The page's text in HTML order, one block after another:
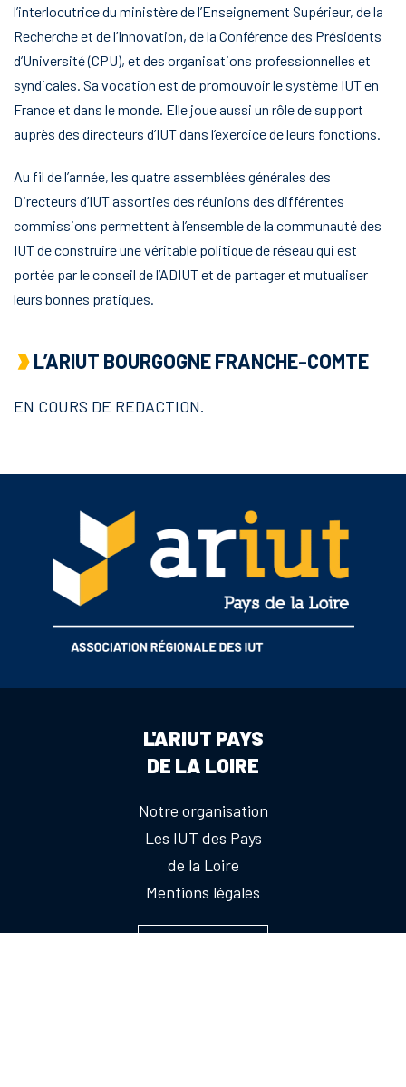
l’interlocutrice du ministère de l’Enseignement Supérieur, de la
Recherche et de l’Innovation, de la Conférence des Présidents
d’Université (CPU), et des organisations professionnelles et
syndicales. Sa vocation est de promouvoir le système IUT en
France et dans le monde. Elle joue aussi un rôle de support
auprès des directeurs d’IUT dans l’exercice de leurs fonctions.
Au fil de l’année, les quatre assemblées générales des
Directeurs d’IUT assorties des réunions des différentes
commissions permettent à l’ensemble de la communauté des
IUT de construire une véritable politique de réseau qui est
portée par le conseil de l’ADIUT et de partager et mutualiser
leurs bonnes pratiques.
L’ARIUT BOURGOGNE FRANCHE-COMTE
EN COURS DE REDACTION.
L'ARIUT PAYS
DE LA LOIRE
Notre organisation
Les IUT des Pays
de la Loire
Mentions légales